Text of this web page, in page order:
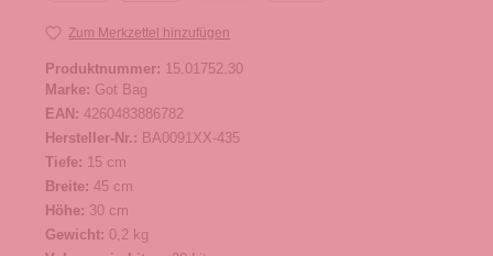
Zum Merkzettel hinzufügen
Produktnummer: 15.01752.30
Marke: Got Bag
EAN: 4260483886782
Hersteller-Nr.: BA0091XX-435
Tiefe: 15 cm
Breite: 45 cm
Höhe: 30 cm
Gewicht: 0,2 kg